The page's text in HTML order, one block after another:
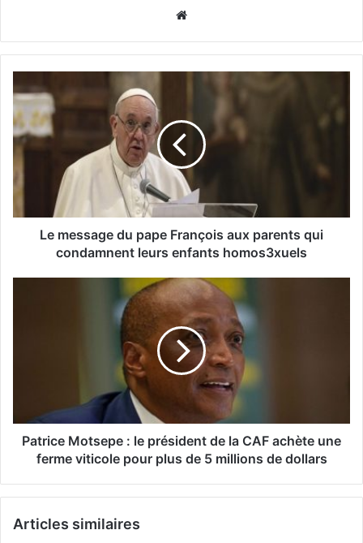
Le message du pape François aux parents qui
condamnent leurs enfants homos3xuels
Patrice Motsepe : le président de la CAF achète une
ferme viticole pour plus de 5 millions de dollars
Articles similaires